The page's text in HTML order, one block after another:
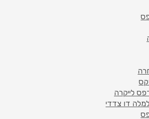
לייקרה
דו צדדי